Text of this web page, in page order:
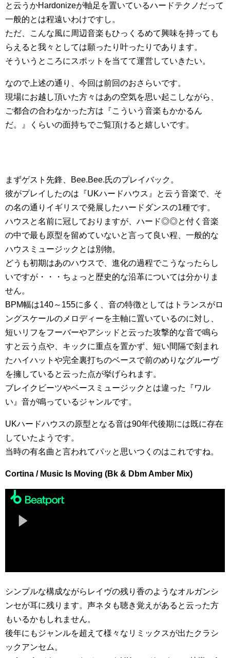
と云うかHardonizeが軸足を置いているハードテクノだって
一般的とは程遠いわけですし。
ただ、こんな風に周辺音楽もひっくるめて興味を持っても
らえると我々としては願ったり叶ったりであります。
そういうところにスポットを当てて運営していきたい。
なので上述の通り、今回は前回のおさらいです。
現場にお越し頂いた方々はあの空気を思い起こしながら、
ご都合の合わなかった方は『こういう音楽もかかるん
だ。』くらいの面持ちでご覧頂けると嬉しいです。
まずゲスト先鋒、Bee.Bee.氏のプレイバック。
彼がプレイしたのは『UKハードハウス』と云う音楽で、そ
の名の通りイギリスで発展したハードダンスの1種です。
ハウスと名前に冠しておりますが、ハード◎◎と付く音楽
の中で最も原型を留めていないと言って良い程、一般的な
ハウスミュージックとは別物。
どうも初期はあのハウスで、進化の過程でこうなったらし
いですが・・・ちょっと歴史的な沿革については分かりま
せん。
BPM幅は140～155に多く、音の特徴としてはトランスがロ
ングスケールのメロディーを主軸に置いているのに対し、
短いリフをフーバーやアシッドと云った攻撃的な音で鳴ら
すと云う点や、キックに重点を置かず、短い間隔で刻まれ
たハイハットや完全裏打ちのベースで前のめりなグルーヴ
を擁していると云った点が挙げられます。
ブレイクビーツやベースミュージックとは違った『ワル
い』音が鳴っているジャンルです。
UKハードハウスの原型となる音は90年代後期には既に存在
していたようです。
当時の有名曲と言われてパッと思いつくのはこれですね。
Cortina / Music Is Moving (Bk & Dbm Amber Mix)
シンプルな構成ながらレイヴの残り香のようなオルガンシ
ンセが耳に残ります。声ネタも聴き覚えがあると云った方
もいるかもしれません。
後年にもジャンルを超えて様々なリミックスが出たクラシ
ックアンセム。